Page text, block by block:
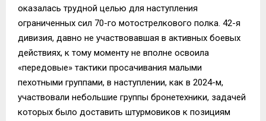
оказалась трудной целью для наступления
ограниченных сил 70-го мотострелкового полка. 42-я
дивизия, давно не участвовавшая в активных боевых
действиях, к тому моменту не вполне освоила
«передовые» тактики просачивания малыми
пехотными группами, в наступлении, как в 2024-м,
участвовали небольшие группы бронетехники, задачей
которых было доставить штурмовиков к позициям